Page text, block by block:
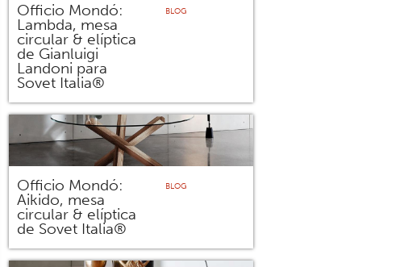
Officio Mondó:
Lambda, mesa
circular & elíptica
de Gianluigi
Landoni para
Sovet Italia®
BLOG
Officio Mondó:
Aikido, mesa
circular & elíptica
de Sovet Italia®
BLOG